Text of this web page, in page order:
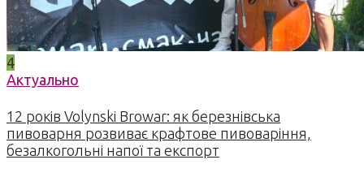
4
Актуально
12 років Volynski Browar: як березнівська
пивоварня розвиває крафтове пивоваріння,
безалкогольні напої та експорт